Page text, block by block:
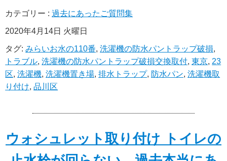
カテゴリー :過去にあったご質問集
2020年4月14日 火曜日
タグ:みらいお水の110番,洗濯機の防水パントラップ破損,
トラブル,洗濯機の防水パントラップ破損交換取付,東京, 23
区,洗濯機,洗濯機置き場,排水トラップ, 防水パン,洗濯機取
り付け,品川区
ウォシュレット取り付け トイレの